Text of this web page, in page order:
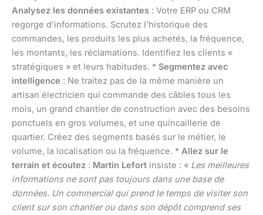
Analysez les données existantes : Votre ERP ou CRM
regorge d’informations. Scrutez l’historique des
commandes, les produits les plus achetés, la fréquence,
les montants, les réclamations. Identifiez les clients «
stratégiques » et leurs habitudes. * Segmentez avec
intelligence : Ne traitez pas de la même manière un
artisan électricien qui commande des câbles tous les
mois, un grand chantier de construction avec des besoins
ponctuels en gros volumes, et une quincaillerie de
quartier. Créez des segments basés sur le métier, le
volume, la localisation ou la fréquence. * Allez sur le
terrain et écoutez : Martin Lefort insiste : « Les meilleures
informations ne sont pas toujours dans une base de
données. Un commercial qui prend le temps de visiter son
client sur son chantier ou dans son dépôt comprend ses